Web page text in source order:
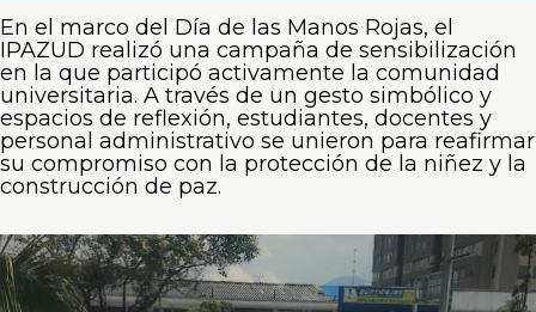
total
de
0
registros
Anterior
Siguiente
En el marco del Día de las Manos Rojas, el
IPAZUD realizó una campaña de sensibilización
en la que participó activamente la comunidad
universitaria. A través de un gesto simbólico y
espacios de reflexión, estudiantes, docentes y
personal administrativo se unieron para reafirmar
su compromiso con la protección de la niñez y la
construcción de paz.